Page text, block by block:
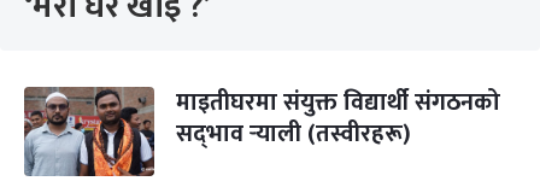
माइतीघरमा संयुक्त विद्यार्थी संगठनको
सद्‌भाव र्‍याली (तस्वीरहरू)